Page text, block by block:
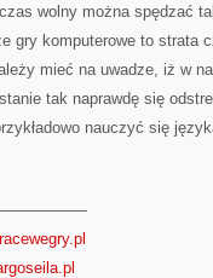
wolny można spędzać
gry komputerowe to strata
mieć na uwadze, iż w
tak naprawdę się
nauczyć się